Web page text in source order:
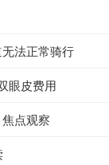
法正常骑行
眼皮费用
点观察